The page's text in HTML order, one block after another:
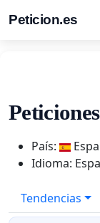
Peticion.es
País:
Idioma:
Tendencias